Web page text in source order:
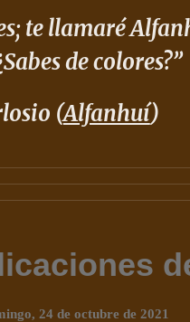
te llamaré
de colores?”
(Alfanhuí)
24 de octubre de 2021